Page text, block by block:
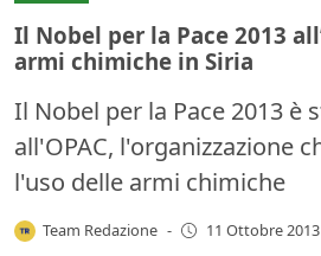
Il Nobel per la Pace 2013
armi chimiche in Siria
Il Nobel per la Pace 2013 è
all'OPAC, l'organizzazione
l'uso delle armi chimiche
Team Redazione - 11 Ottobre 2013